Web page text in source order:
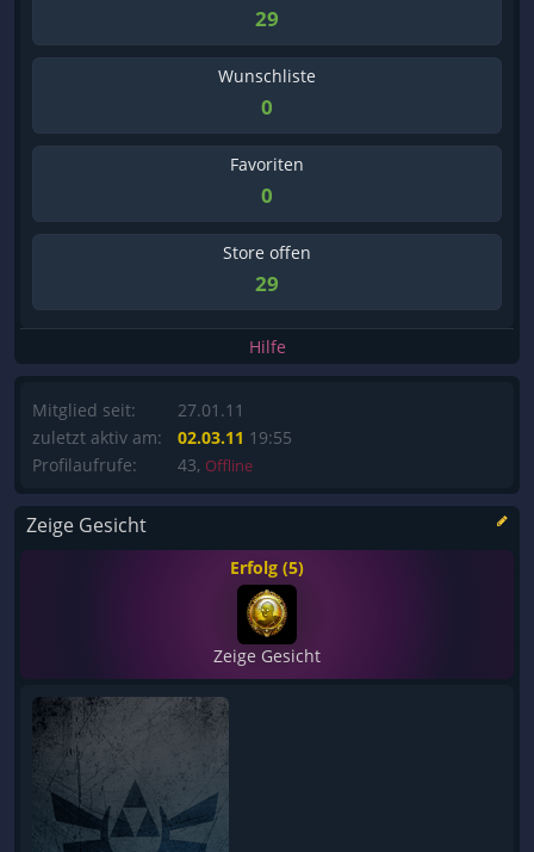
29
Wunschliste
0
Favoriten
0
Store offen
29
Hilfe
Mitglied seit:
zuletzt aktiv am:
Profilaufrufe:
27.01.11
02.03.11 19:55
43, Offline
Zeige Gesicht
Erfolg (5)
Zeige Gesicht